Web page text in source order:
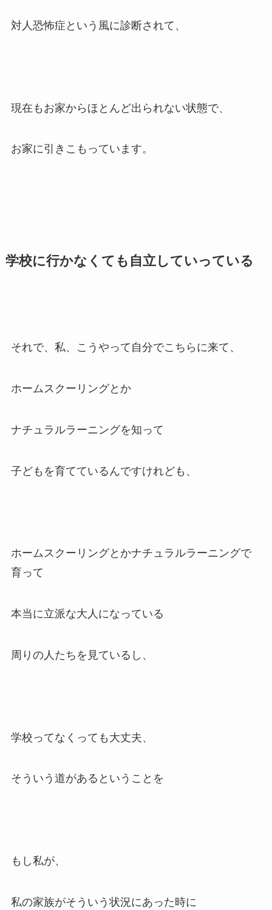
対人恐怖症という風に診断されて、
現在もお家からほとんど出られない状態で、
お家に引きこもっています。
学校に行かなくても自立していっている
それで、私、こうやって自分でこちらに来て、
ホームスクーリングとか
ナチュラルラーニングを知って
子どもを育てているんですけれども、
ホームスクーリングとかナチュラルラーニングで
育って
本当に立派な大人になっている
周りの人たちを見ているし、
学校ってなくっても大丈夫、
そういう道があるということを
もし私が、
私の家族がそういう状況にあった時に